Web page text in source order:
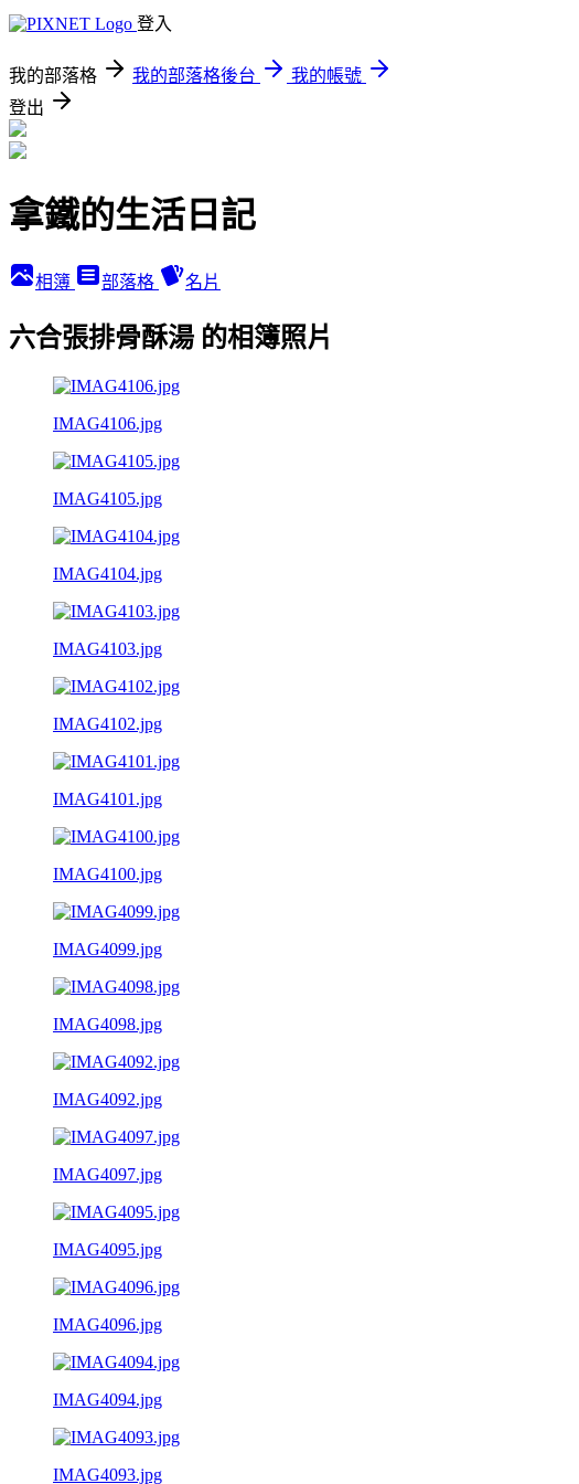
登入
我的部落格 我的部落格後台
我的帳號
登出
拿鐵的生活日記
相簿 部落格 名片
六合張排骨酥湯 的相簿照片
IMAG4106.jpg
IMAG4105.jpg
IMAG4104.jpg
IMAG4103.jpg
IMAG4102.jpg
IMAG4101.jpg
IMAG4100.jpg
IMAG4099.jpg
IMAG4098.jpg
IMAG4092.jpg
IMAG4097.jpg
IMAG4095.jpg
IMAG4096.jpg
IMAG4094.jpg
IMAG4093.jpg